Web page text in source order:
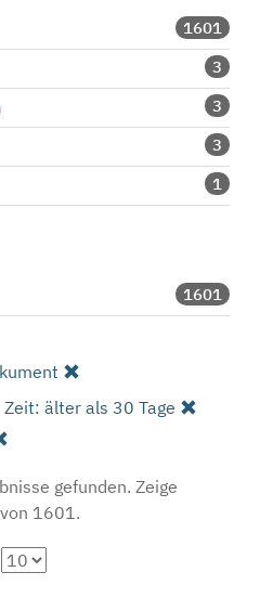
1601
3
3
3
1
1601
Zeit: älter als 30 Tage
gefunden. Zeige
1601.